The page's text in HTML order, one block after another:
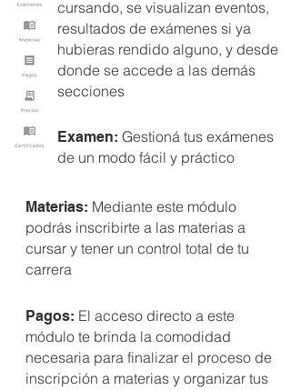
cursando, se visualizan eventos,
resultados de exámenes si ya
hubieras rendido alguno, y desde
donde se accede a las demás
secciones
Examen: Gestioná tus exámenes
de un modo fácil y práctico
Materias: Mediante este módulo
podrás inscribirte a las materias a
cursar y tener un control total de tu
carrera
Pagos: El acceso directo a este
módulo te brinda la comodidad
necesaria para finalizar el proceso de
inscripción a materias y organizar tus